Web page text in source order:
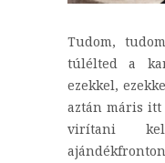
Tudom,
túlélted a
ezekkel,
aztán máris itt
virítani